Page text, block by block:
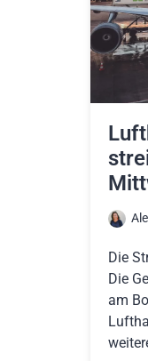
Die
Die
am